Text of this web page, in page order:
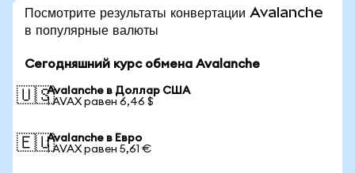
Посмотрите результаты конвертации Avalanche
в популярные валюты
Сегодняшний курс обмена Avalanche
🇺🇸Avalanche в Доллар США
1 AVAX равен 6,46 $
🇪🇺Avalanche в Евро
1 AVAX равен 5,61 €